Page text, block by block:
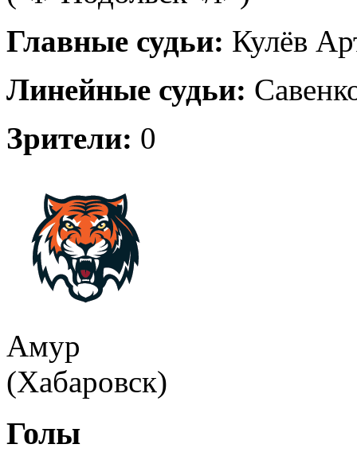
Главные судьи: Кулёв
Линейные судьи:
Зрители: 0
Амур
(Хабаровск)
Голы